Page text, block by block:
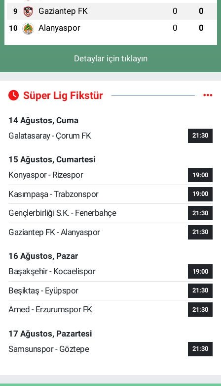
9 Gaziantep FK 0 0
10 Alanyaspor 0 0
Detaylar için tıklayın
Süper Lig Fikstür
14 Ağustos, Cuma
Galatasaray - Çorum FK
21:30
15 Ağustos, Cumartesi
Konyaspor - Rizespor
19:00
Kasımpaşa - Trabzonspor 19:00
Gençlerbirliği S.K. - Fenerbahçe 21:30
Gaziantep FK - Alanyaspor 21:30
16 Ağustos, Pazar
Başakşehir - Kocaelispor
19:00
Beşiktaş - Eyüpspor 21:30
Amed - Erzurumspor FK 21:30
17 Ağustos, Pazartesi
Samsunspor - Göztepe
21:30